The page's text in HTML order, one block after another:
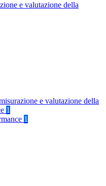
e valutazione della
e valutazione della
1
1